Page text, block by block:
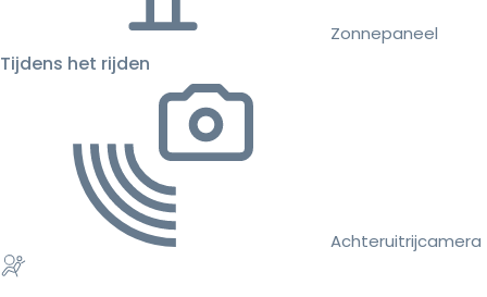
Zonnepaneel
Tijdens het rijden
Achteruitrijcamera